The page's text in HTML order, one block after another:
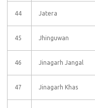
44 Jatera
45 Jhinguwan
46 Jinagarh Jangal
47 Jinagarh Khas